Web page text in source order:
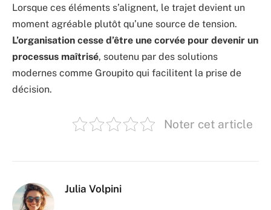
Lorsque ces éléments s’alignent, le trajet devient un
moment agréable plutôt qu’une source de tension.
L’organisation cesse d’être une corvée pour devenir un
processus maîtrisé, soutenu par des solutions
modernes comme Groupito qui facilitent la prise de
décision.
Noter cet article
Julia Volpini